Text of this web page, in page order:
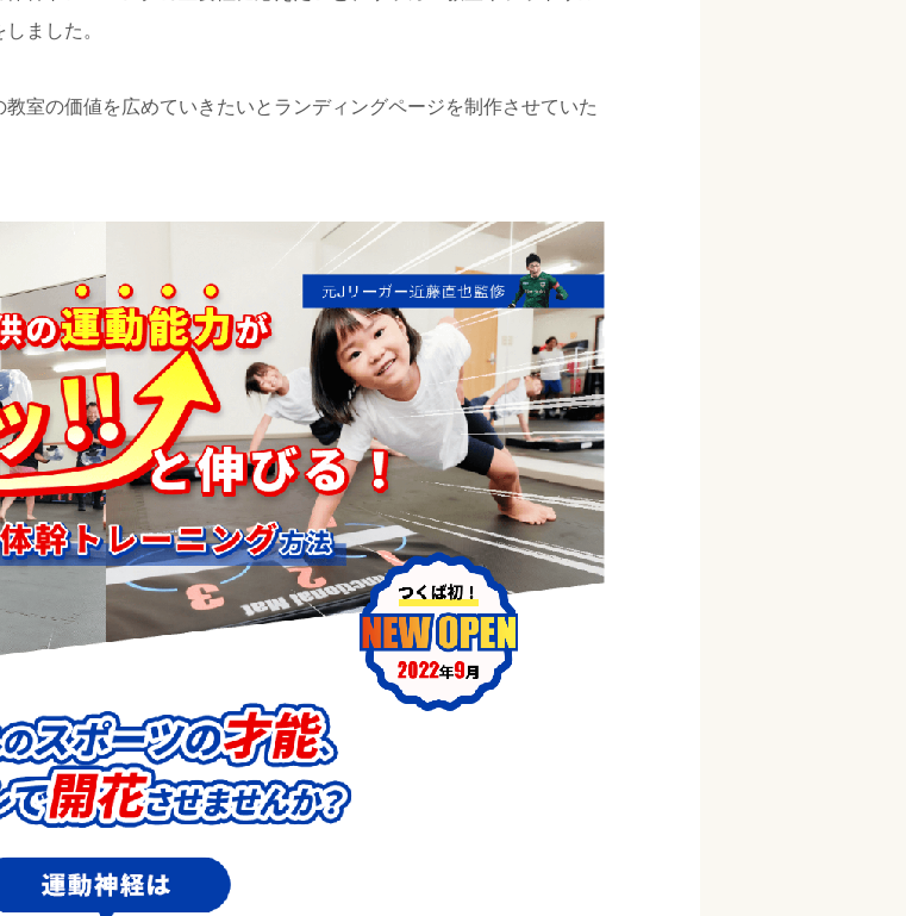
ました。
室の価値を広めていきたいとランディングページを制作させていた